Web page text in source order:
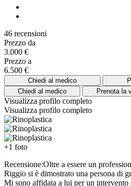
46 recensioni
Prezzo da
3.000 €
Prezzo a
6.500 €
Chiedi al medico
Chiedi al medico
Prenota la
Visualizza profilo completo
Visualizza profilo completo
+1 foto
Recensione:Oltre a essere un
Riggio si è dimostrato una persona di
Mi sono affidata a lui per un intervento